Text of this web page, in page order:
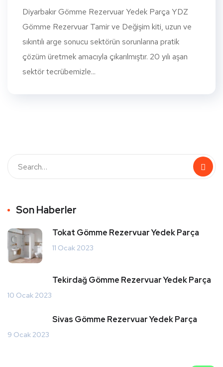
Diyarbakır Gömme Rezervuar Yedek Parça YDZ
Gömme Rezervuar Tamir ve Değişim kiti, uzun ve
sıkıntılı arge sonucu sektörün sorunlarına pratik
çözüm üretmek amacıyla çıkarılmıştır. 20 yılı aşan
sektör tecrübemizle...
Son Haberler
Tokat Gömme Rezervuar Yedek Parça
11 Ocak 2023
Tekirdağ Gömme Rezervuar Yedek Parça
10 Ocak 2023
Sivas Gömme Rezervuar Yedek Parça
9 Ocak 2023